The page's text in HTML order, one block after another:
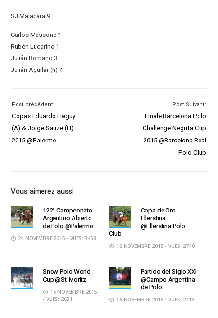
SJ Malacara 9
Carlos Massone 1
Rubén Lucarino 1
Julián Romano 3
Julián Aguilar (h) 4
Post précédent:
Copas Eduardo Heguy
(A) & Jorge Sauze (H)
2015 @Palermo
Post Suivant:
Finale Barcelona Polo
Challenge Negrita Cup
2015 @Barcelona Real
Polo Club
Vous aimerez aussi
122° Campeonato
Argentino Abierto
de Polo @Palermo
24 NOVEMBRE 2015 • VUES: 3458
Copa de Oro
Ellerstina
@Ellerstina Polo
Club
16 NOVEMBRE 2015 • VUES: 2740
Snow Polo World
Cup @St-Moritz
16 NOVEMBRE 2015
• VUES: 2631
Partido del Siglo XXI
@Campo Argentina
de Polo
16 NOVEMBRE 2015 • VUES: 2413